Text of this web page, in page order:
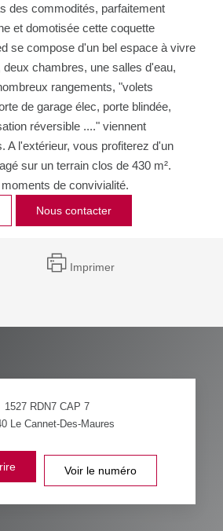
des commodités, parfaitement
et domotisée cette coquette
se compose d'un bel espace à vivre
chambres, une salles d'eau,
rangements, "volets
de garage élec, porte blindée,
réversible ...." viennent
A l'extérieur, vous profiterez d'un
sur un terrain clos de 430 m².
de convivialité.
Nous contacter
Imprimer
1527 RDN7 CAP 7
Le Cannet-Des-Maures
Voir le numéro